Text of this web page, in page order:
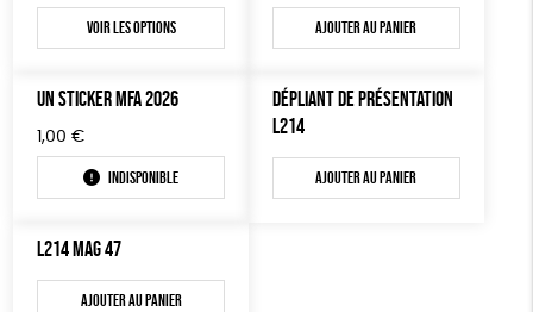
POSTERS ÉDUCATIFS
CUISINE / NUTRITION
BD / ILLUSTRÉS
ESSAIS
Voir les options Ajouter au panier
UN STICKER MFA 2026
1,00 €
Indisponible
DÉPLIANT DE PRÉSENTATION
L214
Ajouter au panier
L214 MAG 47
Ajouter au panier